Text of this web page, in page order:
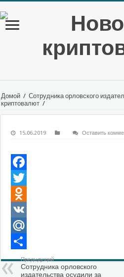
Домой / Сотрудника орловского
криптовалют /
15.06.2019 Оставить
Facebook
Twitter
Odnoklassniki
VK
Mail.Ru
Отправить
Предыдущий
Сотрудника орловского
издательства осудили за